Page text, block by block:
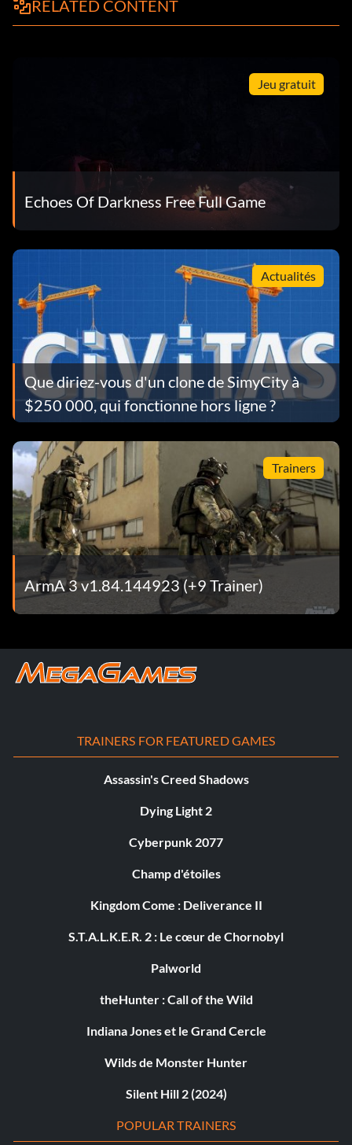
RELATED CONTENT
Jeu gratuit
Echoes Of Darkness Free Full Game
Actualités
Que diriez-vous d'un clone de SimyCity à
$250 000, qui fonctionne hors ligne ?
Trainers
ArmA 3 v1.84.144923 (+9 Trainer)
TRAINERS FOR FEATURED GAMES
Assassin's Creed Shadows
Dying Light 2
Cyberpunk 2077
Champ d'étoiles
Kingdom Come : Deliverance II
S.T.A.L.K.E.R. 2 : Le cœur de Chornobyl
Palworld
theHunter : Call of the Wild
Indiana Jones et le Grand Cercle
Wilds de Monster Hunter
Silent Hill 2 (2024)
POPULAR TRAINERS